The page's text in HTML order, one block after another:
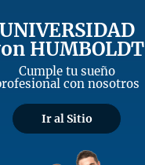
UNIVERSIDAD
HUMBOLDT
Cumple tu sueño
con nosotros
Ir al Sitio